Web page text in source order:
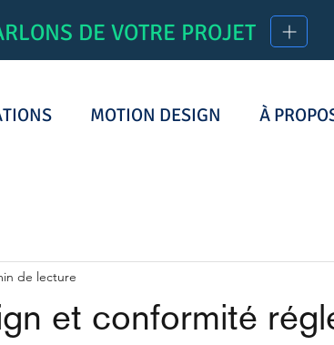
DE VOTRE PROJET
MOTION DESIGN À
et conformité
de lecture